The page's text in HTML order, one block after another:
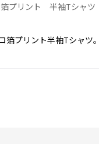
プリント 半袖Tシャツ
プリント半袖Tシャツ